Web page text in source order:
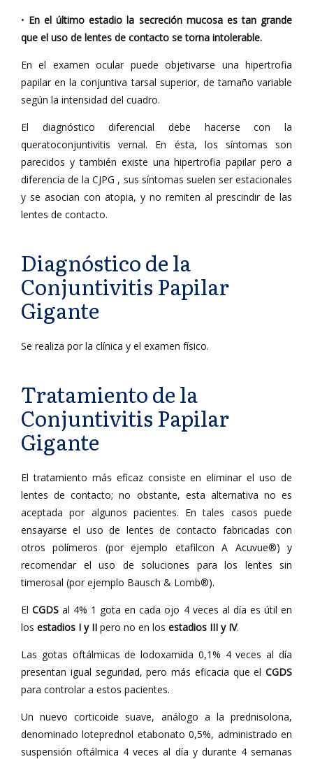
• En el último estadio la secreción mucosa es tan grande
que el uso de lentes de contacto se torna intolerable.
En el examen ocular puede objetivarse una hipertrofia
papilar en la conjuntiva tarsal superior, de tamaño variable
según la intensidad del cuadro.
El diagnóstico diferencial debe hacerse con la
queratoconjuntivitis vernal. En ésta, los síntomas son
parecidos y también existe una hipertrofia papilar pero a
diferencia de la CJPG , sus síntomas suelen ser estacionales
y se asocian con atopia, y no remiten al prescindir de las
lentes de contacto.
Diagnóstico de la
Conjuntivitis Papilar
Gigante
Se realiza por la clínica y el examen físico.
Tratamiento de la
Conjuntivitis Papilar
Gigante
El tratamiento más eficaz consiste en eliminar el uso de
lentes de contacto; no obstante, esta alternativa no es
aceptada por algunos pacientes. En tales casos puede
ensayarse el uso de lentes de contacto fabricadas con
otros polímeros (por ejemplo etafilcon A Acuvue®) y
recomendar el uso de soluciones para los lentes sin
timerosal (por ejemplo Bausch & Lomb®).
El CGDS al 4% 1 gota en cada ojo 4 veces al día es útil en
los estadios I y II pero no en los estadios III y IV.
Las gotas oftálmicas de lodoxamida 0,1% 4 veces al día
presentan igual seguridad, pero más eficacia que el CGDS
para controlar a estos pacientes.
Un nuevo corticoide suave, análogo a la prednisolona,
denominado loteprednol etabonato 0,5%, administrado en
suspensión oftálmica 4 veces al día y durante 4 semanas